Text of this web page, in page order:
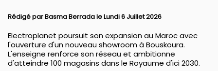
Rédigé parBasma Berradale Lundi 6 Juillet 2026
Electroplanet poursuit son expansion au Maroc avec
l'ouverture d'un nouveau showroom à Bouskoura.
L'enseigne renforce son réseau et ambitionne
d'atteindre 100 magasins dans le Royaume d'ici 2030.